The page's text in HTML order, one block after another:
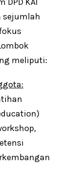
sejumlah
meliputi: